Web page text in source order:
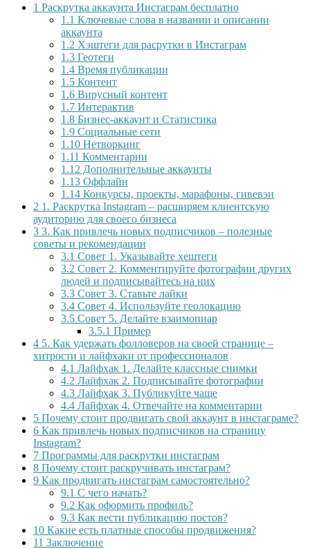
1 Раскрутка аккаунта Инстаграм бесплатно
1.1 Ключевые слова в названии и описании
аккаунта
1.2 Хэштеги для расрутки в Инстаграм
1.3 Геотеги
1.4 Время публикации
1.5 Контент
1.6 Вирусный контент
1.7 Интерактив
1.8 Бизнес-аккаунт и Статистика
1.9 Социальные сети
1.10 Нетворкинг
1.11 Комментарии
1.12 Дополнительные аккаунты
1.13 Оффлайн
1.14 Конкурсы, проекты, марафоны, гивевэи
2 1. Раскрутка Instagram – расширяем клиентскую
аудиторию для своего бизнеса
3 3. Как привлечь новых подписчиков – полезные
советы и рекомендации
3.1 Совет 1. Указывайте хештеги
3.2 Совет 2. Комментируйте фотографии других
людей и подписывайтесь на них
3.3 Совет 3. Ставьте лайки
3.4 Совет 4. Используйте геолокацию
3.5 Совет 5. Делайте взаимопиар
3.5.1 Пример
4 5. Как удержать фолловеров на своей странице –
хитрости и лайфхаки от профессионалов
4.1 Лайфхак 1. Делайте классные снимки
4.2 Лайфхак 2. Подписывайте фотографии
4.3 Лайфхак 3. Публикуйте чаще
4.4 Лайфхак 4. Отвечайте на комментарии
5 Почему стоит продвигать свой аккаунт в инстаграме?
6 Как привлечь новых подписчиков на страницу
Instagram?
7 Программы для раскрутки инстаграм
8 Почему стоит раскручивать инстаграм?
9 Как продвигать инстаграм самостоятельно?
9.1 С чего начать?
9.2 Как оформить профиль?
9.3 Как вести публикацию постов?
10 Какие есть платные способы продвижения?
11 Заключение